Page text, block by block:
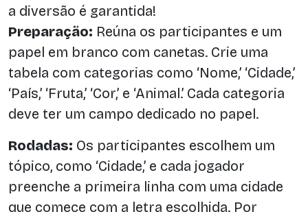
a diversão é garantida!
Preparação: Reúna os participantes e um
papel em branco com canetas. Crie uma
tabela com categorias como ‘Nome,’ ‘Cidade,’
‘País,’ ‘Fruta,’ ‘Cor,’ e ‘Animal.’ Cada categoria
deve ter um campo dedicado no papel.
Rodadas: Os participantes escolhem um
tópico, como ‘Cidade,’ e cada jogador
preenche a primeira linha com uma cidade
que comece com a letra escolhida. Por